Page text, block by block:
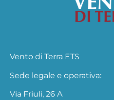
Vento di Terra ETS
Sede legale e operativa:
Via Friuli, 26 A